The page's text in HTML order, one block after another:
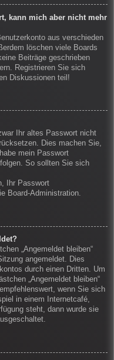
kann mich aber nicht mehr
aus verschieden
löschen viele Boards
Beiträge geschrieben
Registrieren Sie sich
Diskussionen teil!
Ihr altes Passwort nicht
Dies machen Sie,
mein Passwort
So sollten Sie sich
Ihr Passwort
Board-Administration.
„Angemeldet bleiben“
angemeldet. Dies
durch einen Dritten. Um
„Angemeldet bleiben“
wenn Sie sich
in einem Internetcafé,
steht, dann wurde sie